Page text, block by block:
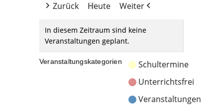
Zurück
Heute Weiter
In diesem Zeitraum sind keine
Veranstaltungen geplant.
Veranstaltungskategorien
Schultermine
Unterrichtsfrei
Veranstaltungen